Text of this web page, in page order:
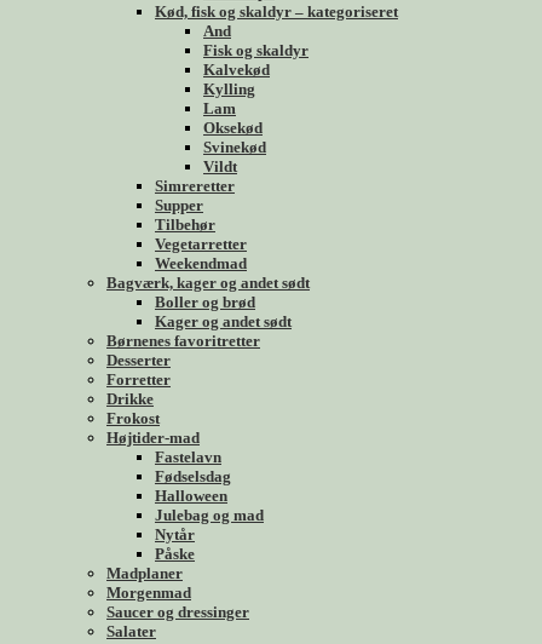
Kød, fisk og skaldyr – kategoriseret
And
Fisk og skaldyr
Kalvekød
Kylling
Lam
Oksekød
Svinekød
Vildt
Simreretter
Supper
Tilbehør
Vegetarretter
Weekendmad
Bagværk, kager og andet sødt
Boller og brød
Kager og andet sødt
Børnenes favoritretter
Desserter
Forretter
Drikke
Frokost
Højtider-mad
Fastelavn
Fødselsdag
Halloween
Julebag og mad
Nytår
Påske
Madplaner
Morgenmad
Saucer og dressinger
Salater